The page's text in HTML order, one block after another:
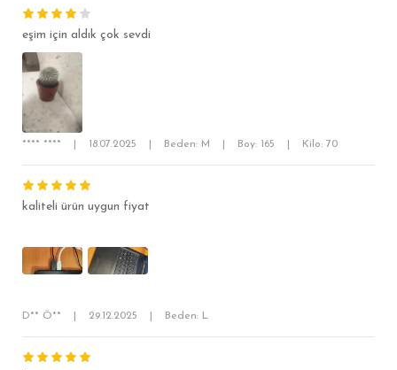
eşim için aldık çok sevdi
**** **** 18.07.2025 Beden: M Boy: 165 Kilo: 70
kaliteli ürün uygun fiyat
D** Ö** 29.12.2025 Beden: L